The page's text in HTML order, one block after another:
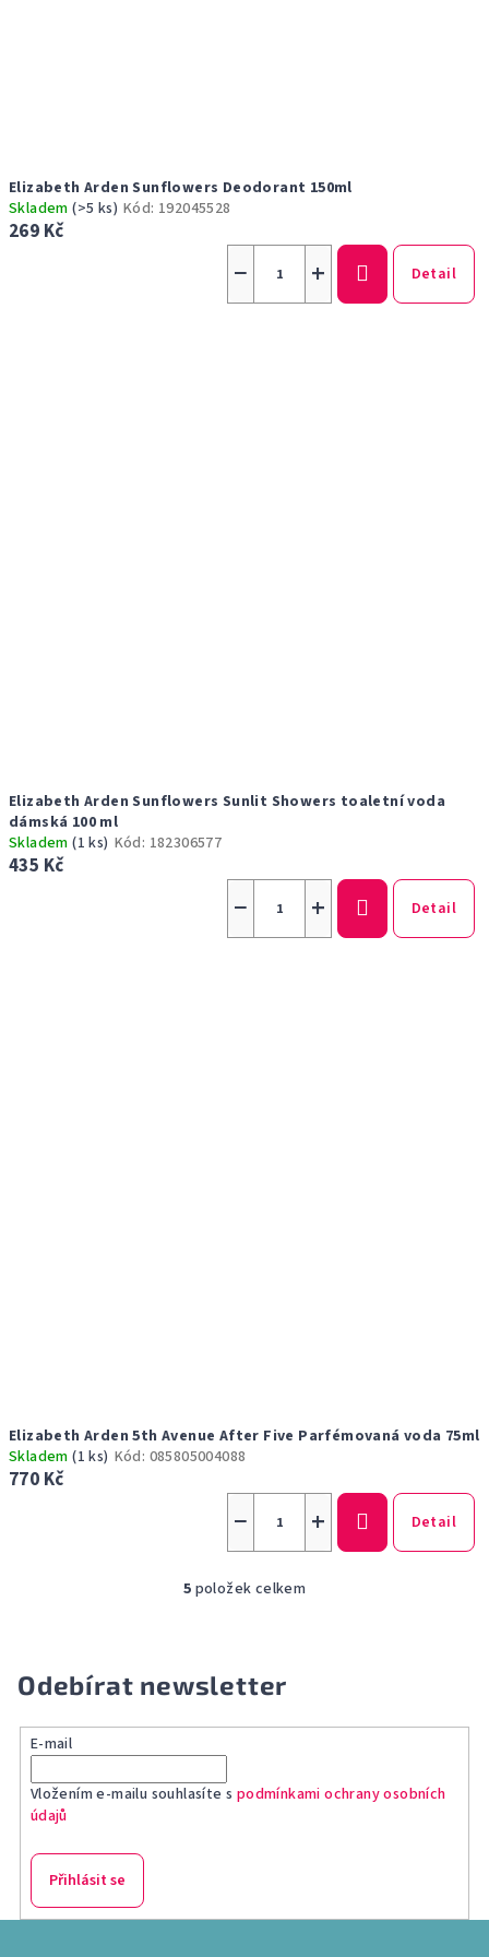
Elizabeth Arden Sunflowers Deodorant 150ml
Skladem(>5 ks) Kód: 192045528
269 Kč
+
− Detail
Elizabeth Arden Sunflowers Sunlit Showers toaletní voda
dámská 100 ml
Skladem(1 ks) Kód: 182306577
435 Kč
+
− Detail
Elizabeth Arden 5th Avenue After Five Parfémovaná voda 75ml
Skladem(1 ks) Kód: 085805004088
770 Kč
+
− Detail
O
á
d
a
p
v
5 položek celkem
Odebírat newsletter
E-mail
Vložením e-mailu souhlasíte s podmínkami ochrany osobních
údajů
Přihlásit se